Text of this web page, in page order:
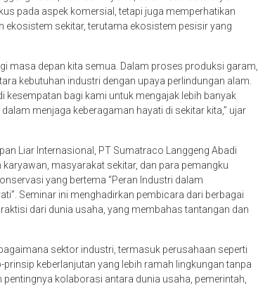
pada aspek komersial, tetapi juga memperhatikan
sekitar, terutama ekosistem pesisir yang
masa depan kita semua. Dalam proses produksi garam,
kebutuhan industri dengan upaya perlindungan alam.
kesempatan bagi kami untuk mengajak lebih banyak
menjaga keberagaman hayati di sekitar kita,” ujar
Liar Internasional, PT Sumatraco Langgeng Abadi
masyarakat sekitar, dan para pemangku
yang bertema “Peran Industri dalam
Seminar ini menghadirkan pembicara dari berbagai
dari dunia usaha, yang membahas tantangan dan
sektor industri, termasuk perusahaan seperti
keberlanjutan yang lebih ramah lingkungan tanpa
kolaborasi antara dunia usaha, pemerintah,